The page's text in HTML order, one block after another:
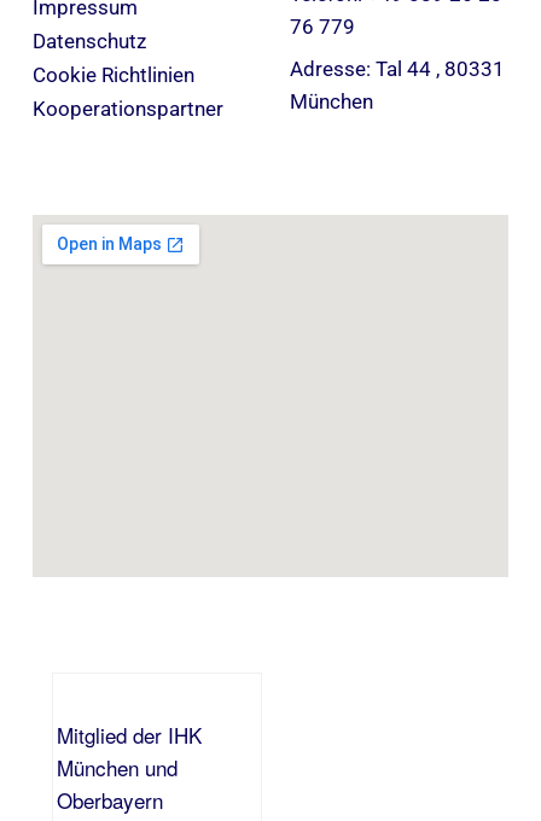
Impressum
Datenschutz
Cookie Richtlinien
Kooperationspartner
76 779
Adresse: Tal 44 , 80331
München
Mitglied der IHK
München und
Oberbayern